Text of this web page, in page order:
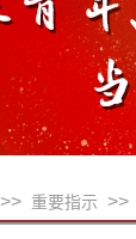
>> 重要指示 >>